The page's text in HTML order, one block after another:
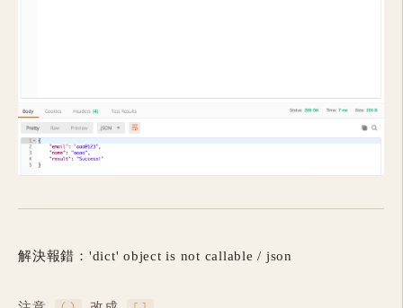
解決報錯：'dict' object is not callable / json